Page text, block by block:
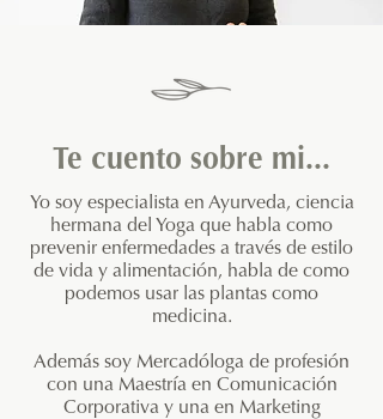
Te cuento sobre mi...
Yo soy especialista en Ayurveda, ciencia
hermana del Yoga que habla como
prevenir enfermedades a través de estilo
de vida y alimentación, habla de como
podemos usar las plantas como
medicina.
Además soy Mercadóloga de profesión
con una Maestría en Comunicación
Corporativa y una en Marketing